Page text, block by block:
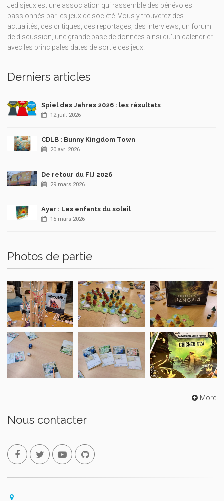
Jedisjeux est une association qui rassemble des bénévoles
passionnés par les jeux de société. Vous y trouverez des
actualités, des critiques, des reportages, des interviews, un forum
de discussion, une grande base de données ainsi qu’un calendrier
avec les principales dates de sortie des jeux.
Derniers articles
Spiel des Jahres 2026 : les résultats
12 juil. 2026
CDLB : Bunny Kingdom Town
20 avr. 2026
De retour du FIJ 2026
29 mars 2026
Ayar : Les enfants du soleil
15 mars 2026
Photos de partie
More
Nous contacter